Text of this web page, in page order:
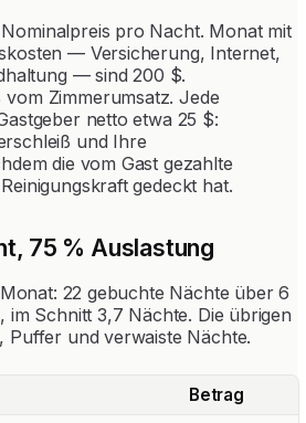
pro Nacht. Monat mit
— Versicherung, Internet,
— sind 200 $.
Zimmerumsatz. Jede
netto etwa 25 $:
und Ihre
die vom Gast gezahlte
gedeckt hat.
75 % Auslastung
22 gebuchte Nächte über 6
im Schnitt 3,7 Nächte. Die übrigen
Puffer und verwaiste Nächte.
Betrag